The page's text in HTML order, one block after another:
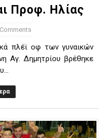
Προφ. Ηλίας
πλέϊ οφ των γυναικών
Αγ. Δημητρίου βρέθηκε